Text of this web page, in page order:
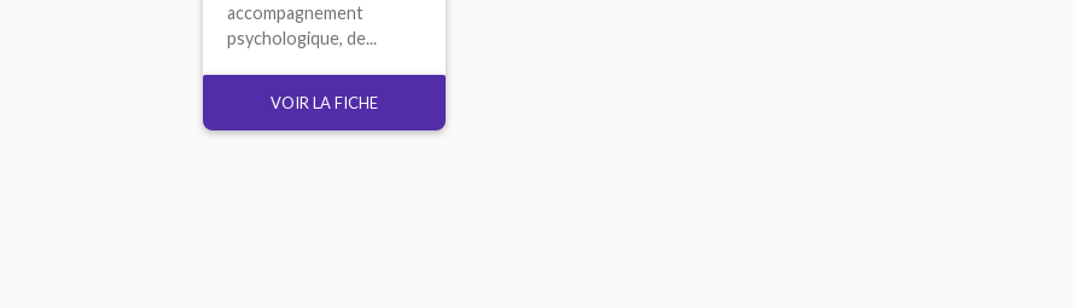
accompagnement
psychologique, de...
VOIR LA FICHE